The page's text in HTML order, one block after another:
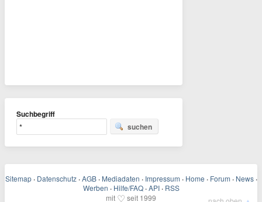
Suchbegriff
suchen
Sitemap · Datenschutz · AGB · Mediadaten · Impressum · Home · Forum · News ·
Werben · Hilfe/FAQ · API · RSS
mit ♡ seit 1999